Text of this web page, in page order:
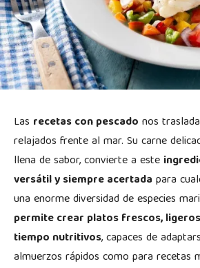
Las recetas con pescado nos
relajados frente al mar. Su carne
llena de sabor, convierte a este
versátil y siempre acertada para
una enorme diversidad de especies
permite crear platos frescos,
tiempo nutritivos, capaces de
almuerzos rápidos como para recetas